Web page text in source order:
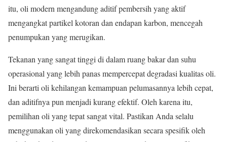
itu, oli modern mengandung aditif pembersih yang aktif
mengangkat partikel kotoran dan endapan karbon, mencegah
penumpukan yang merugikan.
Tekanan yang sangat tinggi di dalam ruang bakar dan suhu
operasional yang lebih panas mempercepat degradasi kualitas oli.
Ini berarti oli kehilangan kemampuan pelumasannya lebih cepat,
dan aditifnya pun menjadi kurang efektif. Oleh karena itu,
pemilihan oli yang tepat sangat vital. Pastikan Anda selalu
menggunakan oli yang direkomendasikan secara spesifik oleh